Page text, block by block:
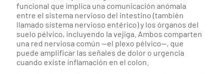
funcional que implica una comunicación anómala
entre el sistema nervioso del intestino (también
llamado sistema nervioso entérico) y los órganos del
suelo pélvico, incluyendo la vejiga. Ambos comparten
una red nerviosa común —el plexo pélvico—, que
puede amplificar las señales de dolor o urgencia
cuando existe inflamación en el colon.